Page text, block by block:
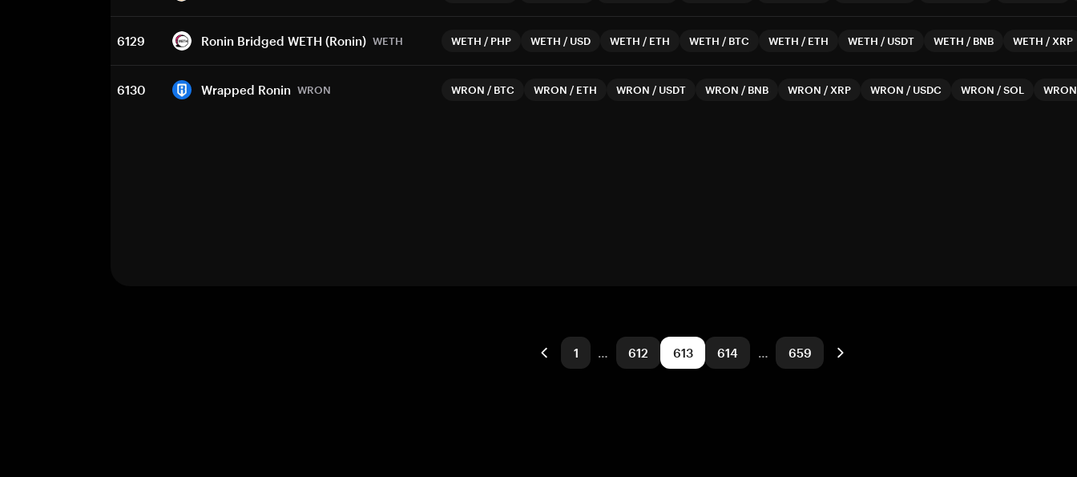
6129 Ronin Bridged WETH (Ronin) WETH WETH / PHP WETH / USD WETH / ETH WETH / BTC WETH / ETH WETH / USDT WETH / BNB WETH / XRP
6130 Wrapped Ronin WRON WRON / BTC WRON / ETH WRON / USDT WRON / BNB WRON / XRP WRON / USDC WRON /SOL WRON
1 … 612 613 614 … 659